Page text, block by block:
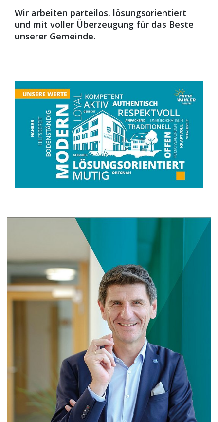
Wir arbeiten parteilos, lösungsorientiert
und mit voller Überzeugung für das Beste
unserer Gemeinde.